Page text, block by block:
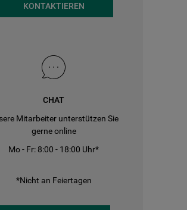
KONTAKTIEREN
CHAT
Mitarbeiter unterstützen Sie
gerne online
Mo - Fr: 8:00 - 18:00 Uhr*
*Nicht an Feiertagen